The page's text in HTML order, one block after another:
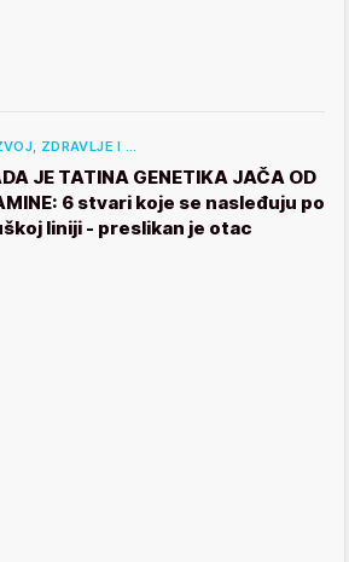
ZDRAVLJE I …
JE TATINA GENETIKA JAČA OD
6 stvari koje se nasleđuju po
liniji - preslikan je otac